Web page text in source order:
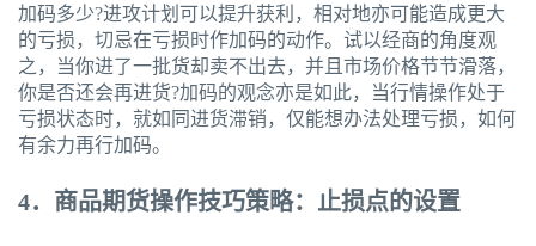
加码多少?进攻计划可以提升获利，相对地亦可能造成更大
的亏损，切忌在亏损时作加码的动作。试以经商的角度观
之，当你进了一批货却卖不出去，并且市场价格节节滑落，
你是否还会再进货?加码的观念亦是如此，当行情操作处于
亏损状态时，就如同进货滞销，仅能想办法处理亏损，如何
有余力再行加码。
4．商品期货操作技巧策略：止损点的设置